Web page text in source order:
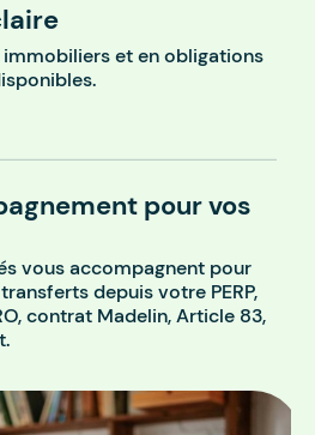
et en obligations
pour vos
vous accompagnent pour
depuis votre PERP,
contrat Madelin, Article 83,